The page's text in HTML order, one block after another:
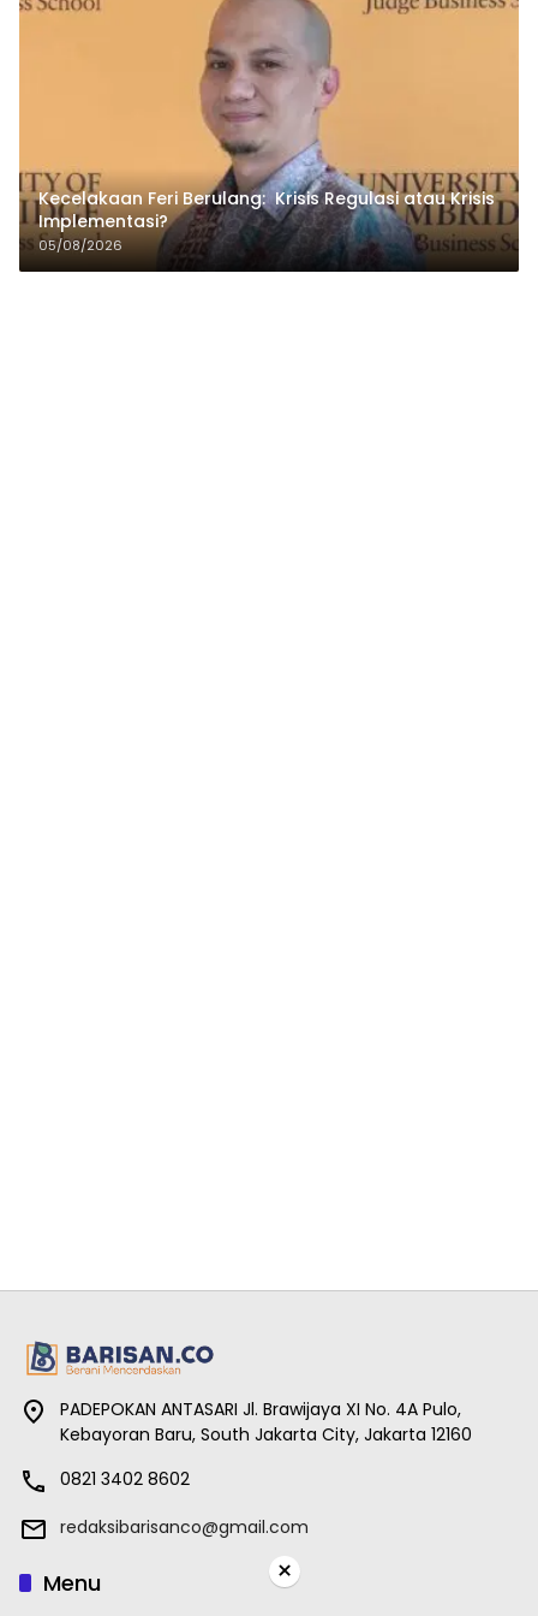
Kecelakaan Feri Berulang: Krisis Regulasi atau Krisis
Implementasi?
05/08/2026
PADEPOKAN ANTASARI Jl. Brawijaya XI No. 4A Pulo,
Kebayoran Baru, South Jakarta City, Jakarta 12160
0821 3402 8602
redaksibarisanco@gmail.com
Menu ×